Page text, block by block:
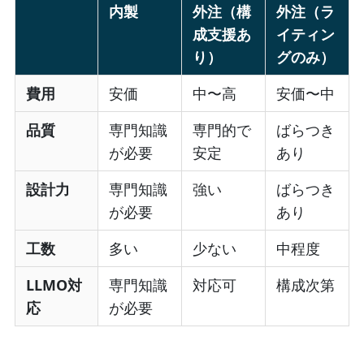
内製
外注（構
成支援あ
り）
外注（ラ
イティン
グのみ）
費用
安価 中〜高
安価〜中
品質
専門知識
が必要
専門的で
安定
ばらつき
あり
設計力
専門知識
が必要
強い
ばらつき
あり
工数
多い 少ない
中程度
LLMO対
応
専門知識
が必要
対応可 構成次第